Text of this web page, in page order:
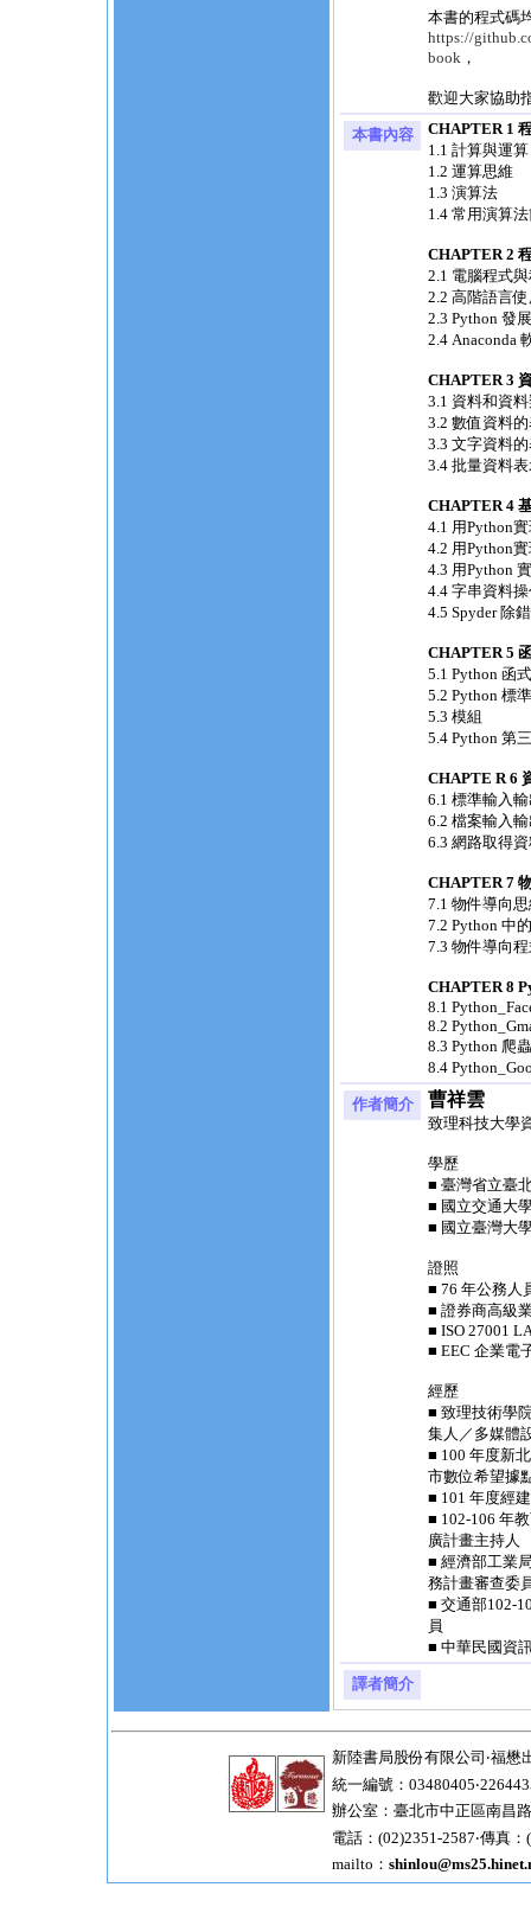
本書的程式碼
https://
book ，
歡迎大家協助
本書內容
CHAPTER 1
1.1 計算與運算
1.2 運算思維
1.3 演算法
1.4 常用演算
CHAPTER 2
2.1 電腦程式
2.2 高階語言
2.3 Python 發
2.4 Anaconda
CHAPTER 3
3.1 資料和資
3.2 數值資料
3.3 文字資料
3.4 批量資料
CHAPTER 4
4.1 用Python
4.2 用Python
4.3 用Python
4.4 字串資料
4.5 Spyder 除
CHAPTER 5
5.1 Python 函
5.2 Python 標
5.3 模組
5.4 Python 第
CHAPTE R 6
6.1 標準輸入
6.2 檔案輸入
6.3 網路取得
CHAPTER 7
7.1 物件導向
7.2 Python 中
7.3 物件導向
CHAPTER 8
8.1
8.2
8.3 Python 爬
8.4
作者簡介 曹祥雲
致理科技大學
學歷
■ 臺灣省立臺
■ 國立交通大
■ 國立臺灣大
證照
■ 76 年公務人
■ 證券商高級
■ ISO 27001
■ EEC 企業電
經歷
■ 致理技術學
集人／多媒體
■ 100 年度新
市數位希望據
■ 101 年度經
■ 102-106 年
廣計畫主持人
■ 經濟部工業
務計畫審查委
■ 交通部102-
員
■ 中華民國資
譯者簡介
新陸書局股份有限公司‧福懋
統一編號：
辦公室：臺北市中正區南昌
電話：(02)2351-2587‧傳真
mailto：